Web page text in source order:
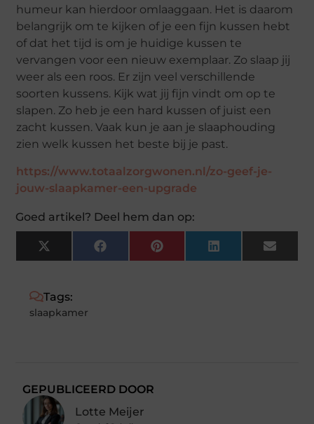
humeur kan hierdoor omlaaggaan. Het is daarom
belangrijk om te kijken of je een fijn kussen hebt
of dat het tijd is om je huidige kussen te
vervangen voor een nieuw exemplaar. Zo slaap jij
weer als een roos. Er zijn veel verschillende
soorten kussens. Kijk wat jij fijn vindt om op te
slapen. Zo heb je een hard kussen of juist een
zacht kussen. Vaak kun je aan je slaaphouding
zien welk kussen het beste bij je past.
https://www.totaalzorgwonen.nl/zo-geef-je-
jouw-slaapkamer-een-upgrade
Goed artikel? Deel hem dan op:
X
(Twitter)
FacebookPinterestLinkedIn Email
Tags:
slaapkamer
GEPUBLICEERD DOOR
Lotte Meijer